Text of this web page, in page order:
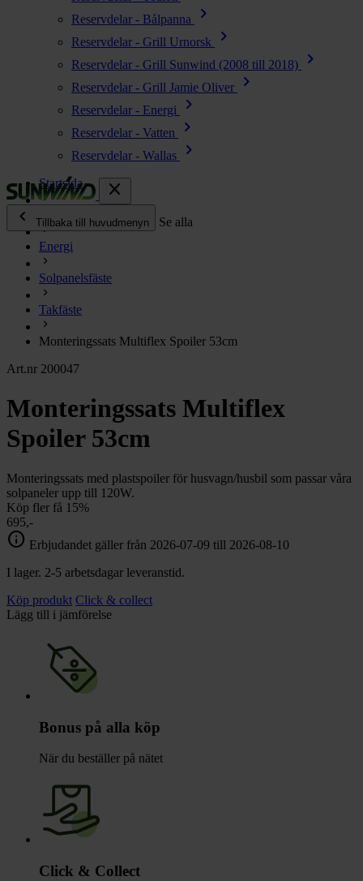
Reservdelar - Bålpanna chevron_right
Reservdelar - Grill Urnorsk chevron_right
Reservdelar - Grill Sunwind (2008 till 2018) chevron_right
Reservdelar - Grill Jamie Oliver chevron_right
Reservdelar - Energi chevron_right
Reservdelar - Vatten chevron_right
Reservdelar - Wallas
chevron_right
close
chevron_left
Tillbaka till huvudmenyn Se alla
Energi
Kök & Gasol chevron_right
Värme chevron_right
Vatten chevron_right
Toalett
Grill & Fritid
Lacanche
Reservdelar chevron_right
Startsida
Energi
Solpanelsfäste
Takfäste
Monteringssats Multiflex Spoiler 53cm
Art.nr 200047
Monteringssats Multiflex
Spoiler 53cm
Monteringssats med plastspoiler för husvagn/husbil som passar våra
solpaneler upp till 120W.
Köp fler få 15%
695,-
info Erbjudandet gäller från 2026-07-09 till 2026-08-10
I lager. 2-5 arbetsdagar leveranstid.
Köp produkt Click & collect
Lägg till i jämförelse
Bonus på alla köp
När du beställer på nätet
Click & Collect